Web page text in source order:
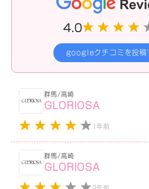
4.0
googleクチコミを投稿
群馬/高崎
GLORIOSA
1年前
群馬/高崎
GLORIOSA